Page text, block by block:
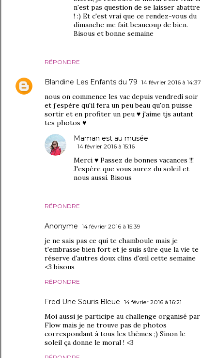
RÉPONDRE
n'est pas question de se laisser abattre
! :) Et c'est vrai que ce rendez-vous du
dimanche me fait beaucoup de bien.
Bisous et bonne semaine
Blandine Les Enfants du 79 14 février 2016 à 14:37
nous on commence les vac depuis vendredi soir
et j'espère qu'il fera un peu beau qu'on puisse
sortir et en profiter un peu ♥ j'aime tjs autant
tes photos ♥
RÉPONDRE
Maman est au musée
14 février 2016 à 15:16
Merci ♥ Passez de bonnes vacances !!!
J'espère que vous aurez du soleil et
nous aussi. Bisous
Anonyme 14 février 2016 à 15:39
je ne sais pas ce qui te chamboule mais je
t'embrasse bien fort et je suis sûre que la vie te
réserve d'autres doux clins d'œil cette semaine
<3 bisous
RÉPONDRE
Fred Une Souris Bleue 14 février 2016 à 16:21
Moi aussi je participe au challenge organisé par
Flow mais je ne trouve pas de photos
correspondant à tous les thèmes ;) Sinon le
soleil ça donne le moral ! <3